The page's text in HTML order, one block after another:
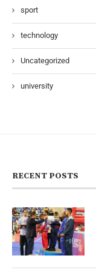
sport
technology
Uncategorized
university
RECENT POSTS